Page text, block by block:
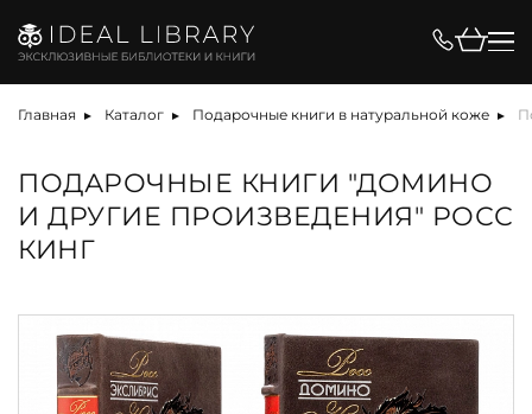
Главная Каталог Подарочные книги в натуральной коже
ПОДАРОЧНЫЕ КНИГИ "ДОМИНО
И ДРУГИЕ ПРОИЗВЕДЕНИЯ" РОСС
КИНГ